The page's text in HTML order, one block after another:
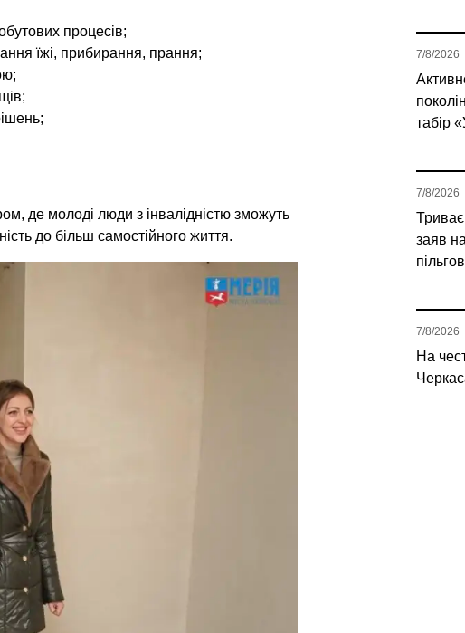
процесів;
їжі, прибирання, прання;
де молоді люди з інвалідністю зможуть
до більш самостійного життя.
табір
7/8/2026
заяв
7/8/2026
На
7/8/2026